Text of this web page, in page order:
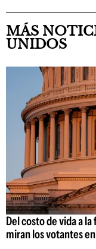
MÁS
UNIDOS
Del costo de vida a
miran los votantes